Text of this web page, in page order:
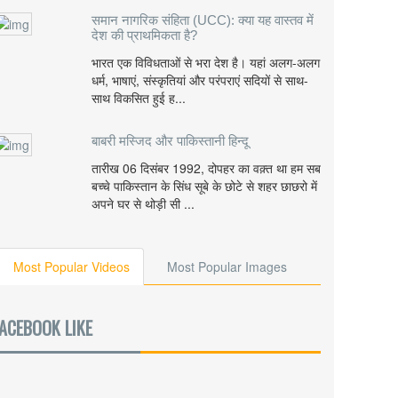
समान नागरिक संहिता (UCC): क्या यह वास्तव में
देश की प्राथमिकता है?
भारत एक विविधताओं से भरा देश है। यहां अलग-अलग
धर्म, भाषाएं, संस्कृतियां और परंपराएं सदियों से साथ-
साथ विकसित हुई ह...
बाबरी मस्जिद और पाकिस्तानी हिन्दू
तारीख 06 दिसंबर 1992, दोपहर का वक़्त था हम सब
बच्चे पाकिस्तान के सिंध सूबे के छोटे से शहर छाछरो में
अपने घर से थोड़ी सी ...
Most Popular Videos Most Popular Images
LIKE